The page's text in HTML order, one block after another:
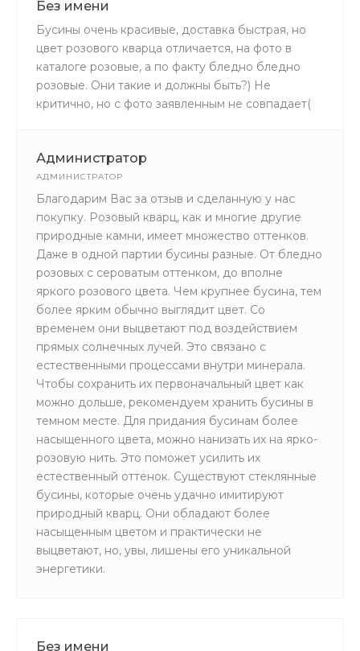
Без имени
Бусины очень красивые, доставка быстрая, но
цвет розового кварца отличается, на фото в
каталоге розовые, а по факту бледно бледно
розовые. Они такие и должны быть?) Не
критично, но с фото заявленным не совпадает(
Администратор
АДМИНИСТРАТОР
Благодарим Вас за отзыв и сделанную у нас
покупку. Розовый кварц, как и многие другие
природные камни, имеет множество оттенков.
Даже в одной партии бусины разные. От бледно
розовых с сероватым оттенком, до вполне
яркого розового цвета. Чем крупнее бусина, тем
более ярким обычно выглядит цвет. Со
временем они выцветают под воздействием
прямых солнечных лучей. Это связано с
естественными процессами внутри минерала.
Чтобы сохранить их первоначальный цвет как
можно дольше, рекомендуем хранить бусины в
темном месте. Для придания бусинам более
насыщенного цвета, можно нанизать их на ярко-
розовую нить. Это поможет усилить их
естественный оттенок. Существуют стеклянные
бусины, которые очень удачно имитируют
природный кварц. Они обладают более
насыщенным цветом и практически не
выцветают, но, увы, лишены его уникальной
энергетики.
Без имени